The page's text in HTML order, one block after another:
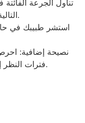
تناول الجرعة
التالية قريباً. تجنب تجاوز الجرعة المحددة.
استشر طبيبك في
نصيحة إضافية:
فترات النظر إلى الشاشات المتواصلة دون أخذ استراحة.